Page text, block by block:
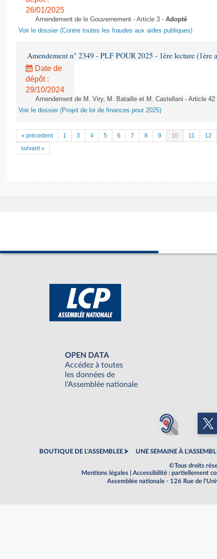
26/01/2025
Amendement de le Gouvernement - Article 3 - Adopté
Voir le dossier (Contre toutes les fraudes aux aides publiques)
Amendement n° 2349 - PLF POUR 2025 - 1ère lecture (1ère
Date de
dépôt :
29/10/2024
Amendement de M. Viry, M. Bataille et M. Castellani - Article
Voir le dossier (Projet de loi de finances pour 2025)
« précedent 1 3 4 5 6 7 8 9 10 11
12
suivant »
OPEN DATA
Accédez à toutes
les données de
l'Assemblée nationale
BOUTIQUE DE L'ASSEMBLEE UNE SEMAINE À
©Tous droits
Mentions légales
Accessibilité : partiellement
Assemblée nationale - 126 Rue de